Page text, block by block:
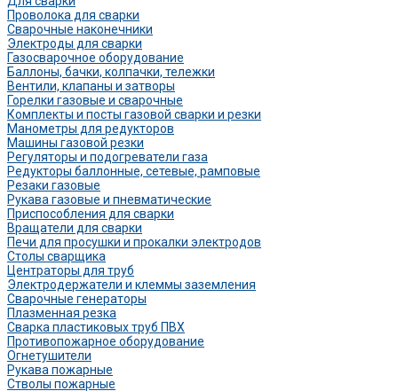
Проволока для сварки
Сварочные наконечники
Электроды для сварки
Газосварочное оборудование
Баллоны, бачки, колпачки, тележки
Вентили, клапаны и затворы
Горелки газовые и сварочные
Комплекты и посты газовой сварки и резки
Манометры для редукторов
Машины газовой резки
Регуляторы и подогреватели газа
Редукторы баллонные, сетевые, рамповые
Резаки газовые
Рукава газовые и пневматические
Приспособления для сварки
Вращатели для сварки
Печи для просушки и прокалки электродов
Столы сварщика
Центраторы для труб
Электродержатели и клеммы заземления
Сварочные генераторы
Плазменная резка
Сварка пластиковых труб ПВХ
Противопожарное оборудование
Огнетушители
Рукава пожарные
Стволы пожарные